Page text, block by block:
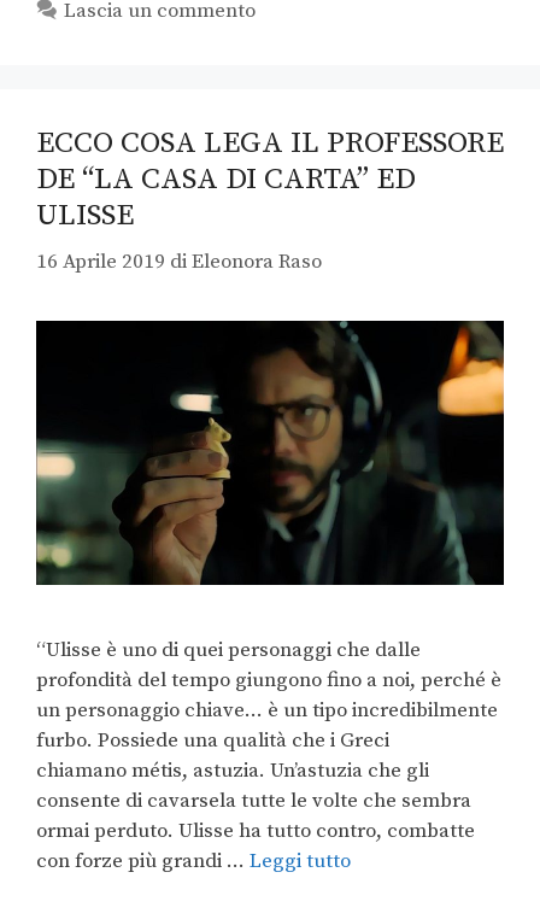
Lascia un commento
ECCO COSA LEGA IL PROFESSORE
DE “LA CASA DI CARTA” ED
ULISSE
16 Aprile 2019 diEleonora Raso
“Ulisse è uno di quei personaggi che dalle
profondità del tempo giungono fino a noi, perché è
un personaggio chiave… è un tipo incredibilmente
furbo. Possiede una qualità che i Greci
chiamano métis, astuzia. Un’astuzia che gli
consente di cavarsela tutte le volte che sembra
ormai perduto. Ulisse ha tutto contro, combatte
con forze più grandi … Leggi tutto